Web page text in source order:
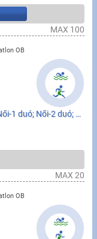
MAX 100
OB
Férfi-1 duó; Férfi-2 duó; Férfi-3 duó; Női-1 duó; Női-2 duó; Női-3 duó
MAX 20
OB